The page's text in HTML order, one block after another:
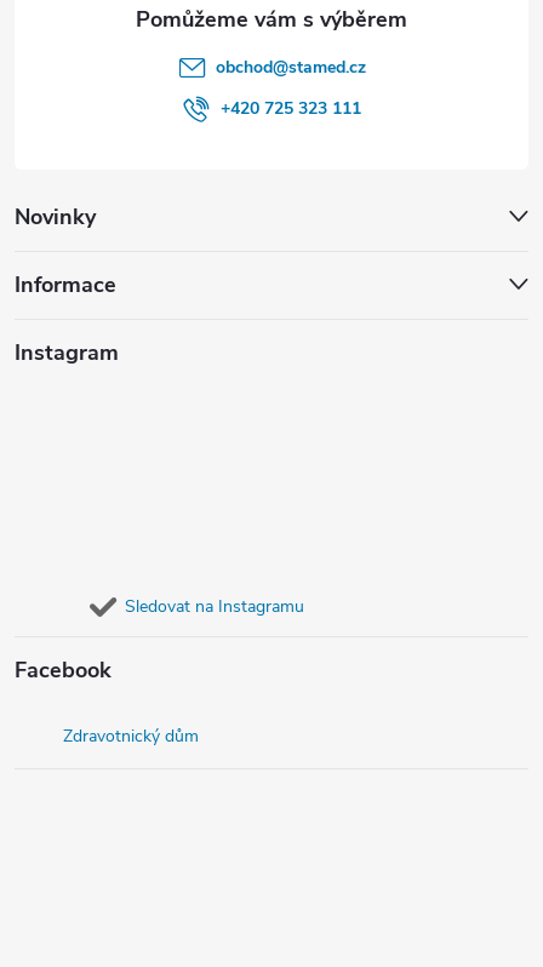
Novinky
Informace
Instagram
Sledovat na Instagramu
Facebook
Zdravotnický dům
obchod@stamed.cz
+420 725 323 111